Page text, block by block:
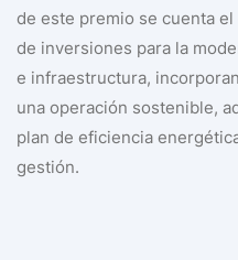
de este premio se cuenta
de inversiones para la
e infraestructura,
una operación sostenible,
plan de eficiencia
gestión.